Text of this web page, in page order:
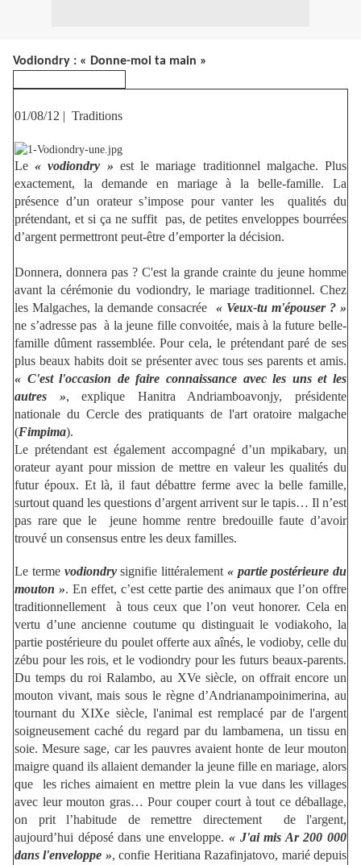
Vodiondry : « Donne-moi ta main »
01/08/12 | Traditions
Le« vodiondry » est le mariage traditionnel malgache. Plus
exactement, la demande en mariage à la belle-famille. La
présence d’un orateur s’impose pour vanter les qualités du
prétendant, et si ça ne suffit pas, de petites enveloppes bourrées
d’argent permettront peut-être d’emporter la décision.
Donnera, donnera pas ? C'est la grande crainte du jeune homme
avant la cérémonie du vodiondry, le mariage traditionnel. Chez
les Malgaches, la demande consacrée « Veux-tu m'épouser ? »
ne s’adresse pas à la jeune fille convoitée, mais à la future belle-
famille dûment rassemblée. Pour cela, le prétendant paré de ses
plus beaux habits doit se présenter avec tous ses parents et amis.
« C'est l'occasion de faire connaissance avec les uns et les
autres », explique Hanitra Andriamboavonjy, présidente
nationale du Cercle des pratiquants de l'art oratoire malgache
(Fimpima).
Le prétendant est également accompagné d’un mpikabary, un
orateur ayant pour mission de mettre en valeur les qualités du
futur époux. Et là, il faut débattre ferme avec la belle famille,
surtout quand les questions d’argent arrivent sur le tapis… Il n’est
pas rare que le jeune homme rentre bredouille faute d’avoir
trouvé un consensus entre les deux familles.
Le terme vodiondrysignifie littéralement « partie postérieure du
mouton ». En effet, c’est cette partie des animaux que l’on offre
traditionnellement à tous ceux que l’on veut honorer. Cela en
vertu d’une ancienne coutume qu distinguait le vodiakoho, la
partie postérieure du poulet offerte aux aînés, le vodioby, celle du
zébu pour les rois, et le vodiondry pour les futurs beaux-parents.
Du temps du roi Ralambo, au XVe siècle, on offrait encore un
mouton vivant, mais sous le règne d’Andrianampoinimerina, au
tournant du XIXe siècle, l'animal est remplacé par de l'argent
soigneusement caché du regard par du lambamena, un tissu en
soie. Mesure sage, car les pauvres avaient honte de leur mouton
maigre quand ils allaient demander la jeune fille en mariage, alors
que les riches aimaient en mettre plein la vue dans les villages
avec leur mouton gras… Pour couper court à tout ce déballage,
on prit l’habitude de remettre directement de l'argent,
aujourd’hui déposé dans une enveloppe. « J'ai mis Ar 200 000
dans l'enveloppe », confie Heritiana Razafinjatovo, marié depuis